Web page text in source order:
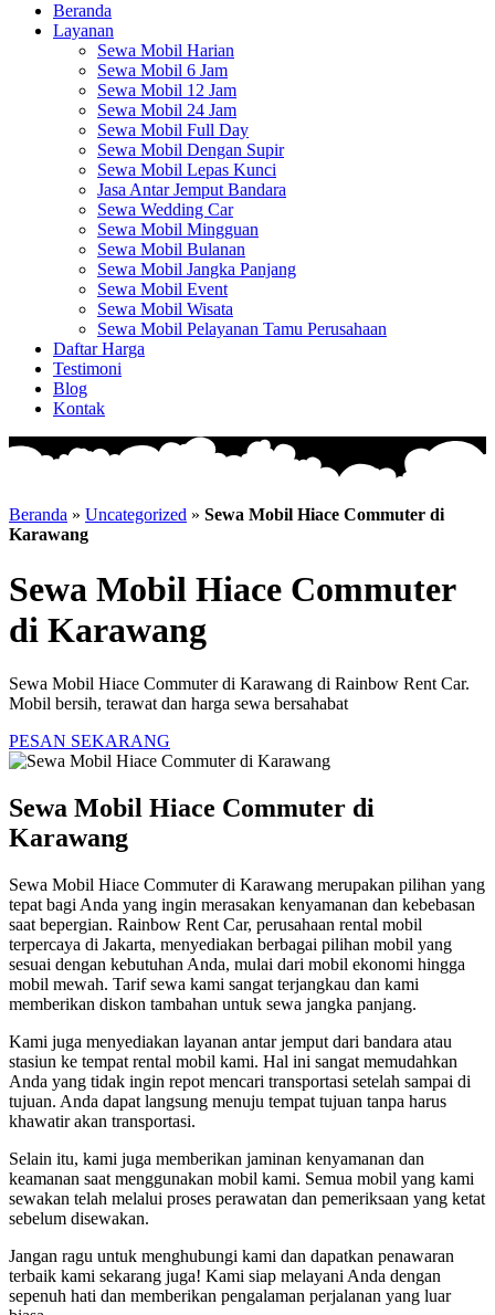
Beranda
Layanan
Sewa Mobil Harian
Sewa Mobil 6 Jam
Sewa Mobil 12 Jam
Sewa Mobil 24 Jam
Sewa Mobil Full Day
Sewa Mobil Dengan Supir
Sewa Mobil Lepas Kunci
Jasa Antar Jemput Bandara
Sewa Wedding Car
Sewa Mobil Mingguan
Sewa Mobil Bulanan
Sewa Mobil Jangka Panjang
Sewa Mobil Event
Sewa Mobil Wisata
Sewa Mobil Pelayanan Tamu Perusahaan
Daftar Harga
Testimoni
Blog
Kontak
Beranda » Uncategorized » Sewa Mobil Hiace Commuter di
Karawang
Sewa Mobil Hiace Commuter
di Karawang
Sewa Mobil Hiace Commuter di Karawang di Rainbow Rent Car.
Mobil bersih, terawat dan harga sewa bersahabat
PESAN SEKARANG
Sewa Mobil Hiace Commuter di
Karawang
Sewa Mobil Hiace Commuter di Karawang merupakan pilihan yang
tepat bagi Anda yang ingin merasakan kenyamanan dan kebebasan
saat bepergian. Rainbow Rent Car, perusahaan rental mobil
terpercaya di Jakarta, menyediakan berbagai pilihan mobil yang
sesuai dengan kebutuhan Anda, mulai dari mobil ekonomi hingga
mobil mewah. Tarif sewa kami sangat terjangkau dan kami
memberikan diskon tambahan untuk sewa jangka panjang.
Kami juga menyediakan layanan antar jemput dari bandara atau
stasiun ke tempat rental mobil kami. Hal ini sangat memudahkan
Anda yang tidak ingin repot mencari transportasi setelah sampai di
tujuan. Anda dapat langsung menuju tempat tujuan tanpa harus
khawatir akan transportasi.
Selain itu, kami juga memberikan jaminan kenyamanan dan
keamanan saat menggunakan mobil kami. Semua mobil yang kami
sewakan telah melalui proses perawatan dan pemeriksaan yang ketat
sebelum disewakan.
Jangan ragu untuk menghubungi kami dan dapatkan penawaran
terbaik kami sekarang juga! Kami siap melayani Anda dengan
sepenuh hati dan memberikan pengalaman perjalanan yang luar